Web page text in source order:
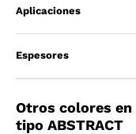
Aplicaciones
Espesores
Otros colores en
tipo ABSTRACT